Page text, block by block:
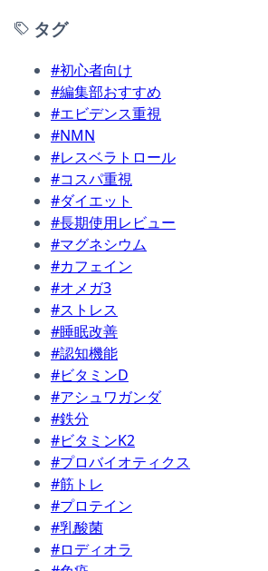
タグ
#初心者向け
#編集部おすすめ
#エビデンス重視
#NMN
#レスベラトロール
#コスパ重視
#ダイエット
#長期使用レビュー
#マグネシウム
#カフェイン
#オメガ3
#ストレス
#睡眠改善
#認知機能
#ビタミンD
#アシュワガンダ
#鉄分
#ビタミンK2
#プロバイオティクス
#筋トレ
#プロテイン
#乳酸菌
#ロディオラ